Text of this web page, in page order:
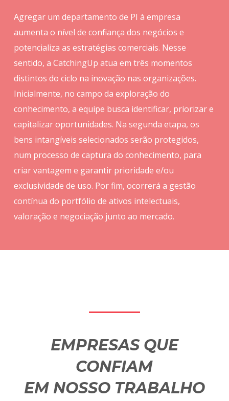
Agregar um departamento de PI à empresa
aumenta o nível de confiança dos negócios e
potencializa as estratégias comerciais. Nesse
sentido, a CatchingUp atua em três momentos
distintos do ciclo na inovação nas organizações.
Inicialmente, no campo da exploração do
conhecimento, a equipe busca identificar, priorizar e
capitalizar oportunidades. Na segunda etapa, os
bens intangíveis selecionados serão protegidos,
num processo de captura do conhecimento, para
criar vantagem e garantir prioridade e/ou
exclusividade de uso. Por fim, ocorrerá a gestão
contínua do portfólio de ativos intelectuais,
valoração e negociação junto ao mercado.
EMPRESAS QUE
CONFIAM
EM NOSSO TRABALHO